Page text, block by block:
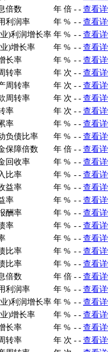
倍数
年 倍 - - 查看
利润率
年 % - - 查看
)利润增长率 年 % - - 查看
)增长率
年 % - - 查看
长率
年 % - - 查看
转率
年 次 - - 查看
周转率
年 次 - - 查看
周转率
年 次 - - 查看
率
年 次 - - 查看
率
年 % - - 查看
负债比率
年 % - - 查看
保障倍数
年 倍 - - 查看
回收率
年 % - - 查看
比率
年 % - - 查看
益率
年 % - - 查看
率
年 % - - 查看
酬率
年 % - - 查看
率
年 % - - 查看
年 % - - 查看
比率
年 % - - 查看
比率
年 % - - 查看
倍数
年 倍 - - 查看
利润率
年 % - - 查看
)利润增长率 年 % - - 查看
)增长率
年 % - - 查看
长率
年 % - - 查看
转率
年 次 - - 查看